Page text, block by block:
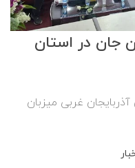
جان در استان
روز پنجشنبه 21 استان آذربایجان غربی میزبان